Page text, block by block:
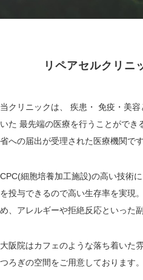
リペアセルクリニ
当クリニックは、 疾患・ 免疫・美
いた 最先端の医療を行うことができ
省への届出が受理された医療機関です
CPC(細胞培養加工施設)の高い技術
を投与できるので高い生存率を実現
め、アレルギーや拒絶反応といった
大阪院はカフェのような落ち着いた
つろぎの空間をご用意しております。